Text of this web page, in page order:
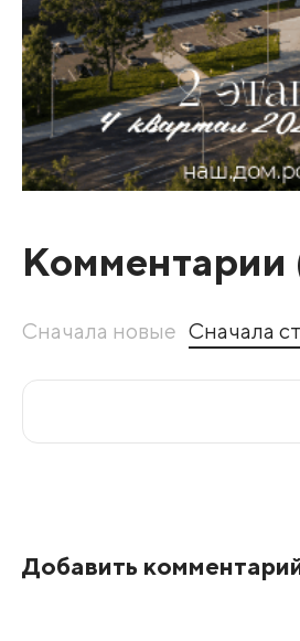
Комментарии
Сначала новые Сначала
Добавить